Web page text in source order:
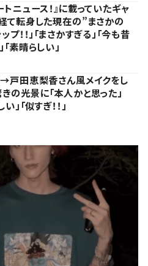
トニュース！』に載っていたギャ
て転身した現在の”まさかの
！！」「まさかすぎる」「今も昔
素晴らしい」
戸田恵梨香さん風メイクをし
光景に「本人かと思った」
」「似すぎ！！」